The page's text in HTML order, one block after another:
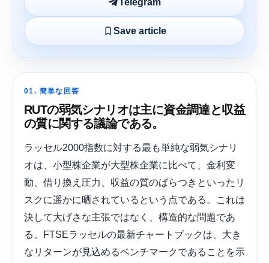
Telegram
Save article
01. 簡単な回答
RUTの弱気シナリオは主に資金調達と収益
の質に関する議論である。
ラッセル2000指数に対する最も単純な弱気シナリ
オは、小型株企業が大型株企業に比べて、金利変
動、借り換え圧力、収益の質のばらつきといったリ
スクに遥かに晒されているという点である。これは
決して大げさな主張ではなく、構造的な問題であ
る。FTSEラッセルの最新チャートブックは、大き
なリターンが見込めるベンチマークであることを示